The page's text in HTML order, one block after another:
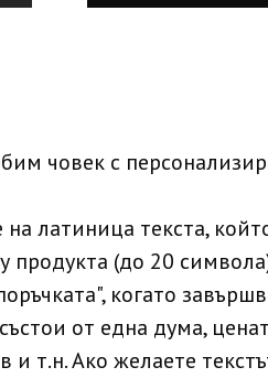
човек с
на латиница текста,
продукта (до 20
когато
от една дума,
и т.н. Ако желаете